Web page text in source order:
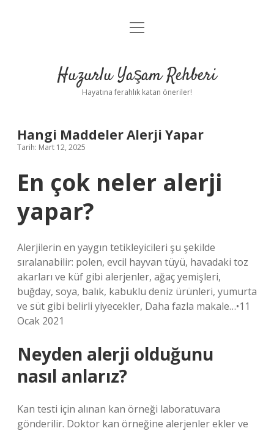
Anasayfa
Yasal Uyarı
menüyü
Huzurlu Yaşam Rehberi
Hayatına ferahlık katan öneriler!
Hangi Maddeler Alerji Yapar
Tarih: Mart 12, 2025
En çok neler alerji
yapar?
Alerjilerin en yaygın tetikleyicileri şu şekilde
sıralanabilir: polen, evcil hayvan tüyü, havadaki toz
akarları ve küf gibi alerjenler, ağaç yemişleri,
buğday, soya, balık, kabuklu deniz ürünleri, yumurta
ve süt gibi belirli yiyecekler, Daha fazla makale…•11
Ocak 2021
Neyden alerji olduğunu
nasıl anlarız?
Kan testi için alınan kan örneği laboratuvara
gönderilir. Doktor kan örneğine alerjenler ekler ve